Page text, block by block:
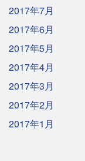
2017年7月
2017年6月
2017年5月
2017年4月
2017年3月
2017年2月
2017年1月